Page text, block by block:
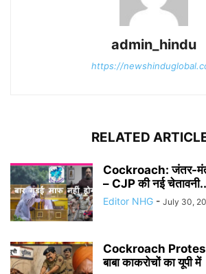
admin_hindu
https://
RELATED
Cockroach: जंतर-
– CJP की नई
Editor NHG - July 30,
Cockroach
बाबा काकरोचों का यूपी में